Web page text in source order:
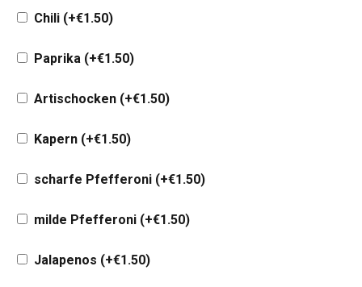
Chili (+€1.50)
Paprika (+€1.50)
Artischocken (+€1.50)
Kapern (+€1.50)
scharfe Pfefferoni (+€1.50)
milde Pfefferoni (+€1.50)
Jalapenos (+€1.50)